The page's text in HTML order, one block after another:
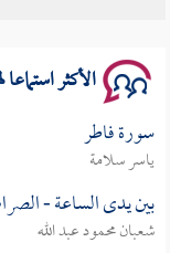
الأكثر
سورة فاطر
ياسر سلامة
بين يدى الساعة -
شعبان محمود عبد الله